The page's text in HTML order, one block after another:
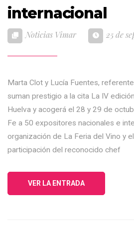
internacional
Noticias Vimar 25 de
Marta Clot y Lucía Fuentes,
suman prestigio a la cita La IV
Huelva y acogerá el 28 y 29 de
Fe a 50 expositores nacionales e
organización de La Feria del Vino y
participación del reconocido chef
VER LA ENTRADA